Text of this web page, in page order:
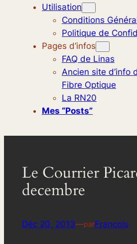
Utilisation
Conditions
Politique de
Pages d’infos
FAQ de Linas
Ancien site d’info
Fibre Optique
La RN20
Mes “posts”
Le Courrier
decembre
Déc 20, 2013—parFrancois